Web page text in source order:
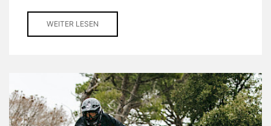
WEITER LESEN